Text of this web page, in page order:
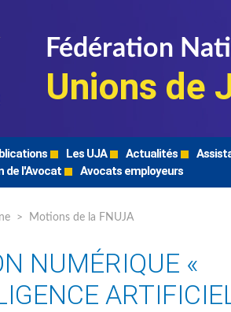
Fédération
Unions de
Les UJA Actualités
de l'Avocat
Avocats employeurs
> Motions de la FNUJA
NUMÉRIQUE «